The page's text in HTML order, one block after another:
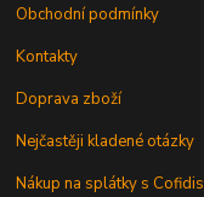
Obchodní podmínky
Kontakty
Doprava zboží
Nejčastěji kladené otázky
Nákup na splátky s Cofidis